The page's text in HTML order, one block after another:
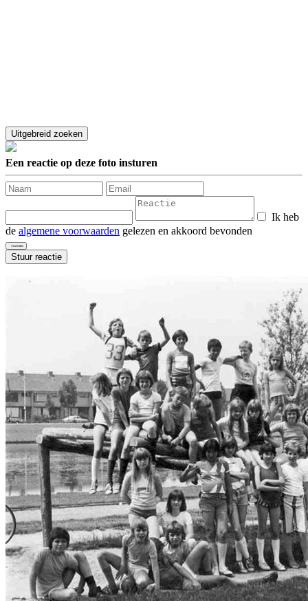
Een reactie op deze foto insturen
Ik heb
de algemene voorwaarden gelezen en akkoord bevonden